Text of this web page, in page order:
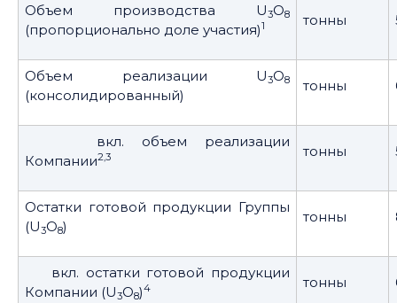
Объем производства U3O8
(пропорционально доле участия)1 тонны
Объем реализации U3O8
(консолидированный)
тонны
вкл. объем реализации
Компании2,3 тонны
Остатки готовой продукции Группы
(U3O8)
тонны
вкл. остатки готовой продукции
Компании (U3O8)4 тонны